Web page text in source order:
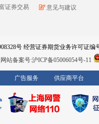
证券交易
意见与建议
号 经营证券期货业务许可证编
网站备案号:沪ICP备05006054号-11
广告服务 供应商平台